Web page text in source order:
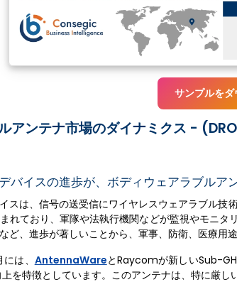
サンプルを
アンテナ市場のダイナミクス -
バイスの進歩が、ボディウェアラブルア
スは、信号の送受信にワイヤレスウェアラブル
れており、軍隊や法執行機関などが監視やモニ
ど、進歩が著しいことから、軍事、防衛、医療用途
は、 AntennaWareとRaycomが新しいSub-
を特徴としています。このアンテナは、特に厳し